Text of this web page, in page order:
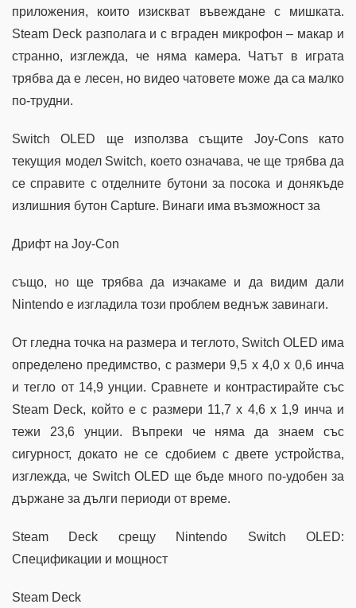
приложения, които изискват въвеждане с мишката.
Steam Deck разполага и с вграден микрофон – макар и
странно, изглежда, че няма камера. Чатът в играта
трябва да е лесен, но видео чатовете може да са малко
по-трудни.
Switch OLED ще използва същите Joy-Cons като
текущия модел Switch, което означава, че ще трябва да
се справите с отделните бутони за посока и донякъде
излишния бутон Capture. Винаги има възможност за
Дрифт на Joy-Con
също, но ще трябва да изчакаме и да видим дали
Nintendo е изгладила този проблем веднъж завинаги.
От гледна точка на размера и теглото, Switch OLED има
определено предимство, с размери 9,5 x 4,0 x 0,6 инча
и тегло от 14,9 унции. Сравнете и контрастирайте със
Steam Deck, който е с размери 11,7 x 4,6 x 1,9 инча и
тежи 23,6 унции. Въпреки че няма да знаем със
сигурност, докато не се сдобием с двете устройства,
изглежда, че Switch OLED ще бъде много по-удобен за
държане за дълги периоди от време.
Steam Deck срещу Nintendo Switch OLED:
Спецификации и мощност
Steam Deck